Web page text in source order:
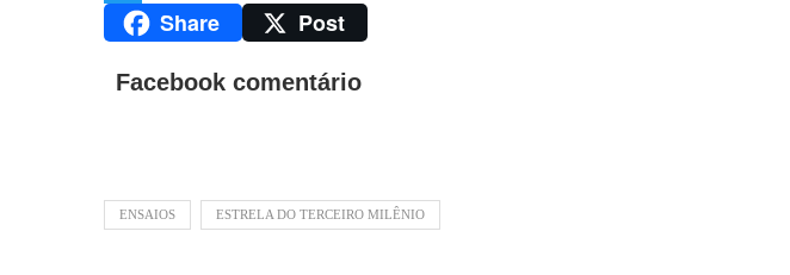
Twitter Share Post
Facebook comentário
ENSAIOS ESTRELA DO TERCEIRO MILÊNIO